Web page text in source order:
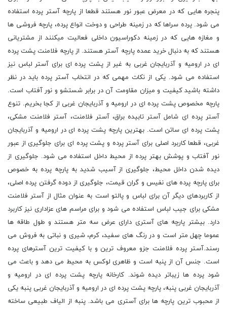
پنجره هایی که در معرض عبور نور هستند قطعا از پارچه آستر پرده استفاده
می شود. پرده سراها که در زمینه طراحی و دوخت انواع پرده، پارچه فروشی ها
و مغازه هایی که در زمینه دکوراسیون داخلی فعالیت میکنند از مشتریانی
هستند که به دنبال خرید عمده پارچه آستر هستند. از پارچه فلامنت پشت پرده
ای در ارومیه و آذربایجان غربی به غیر از پشت پرده ای برای آستر لباس نیز
استفاده می شود. یکی از نکات مهمی که در انتخاب آستر پرده باید در نظر
داشته باشید کیفیت و میزان مقاومت آن در برابر شستشو و نور آفتاب است.
پارچه مخصوص پشت پرده ای در ارومیه و آذربایجان غربی از کجا بخریم. تنوع
آستر پرده ای شامل آستر تابیده براق، آستر فلامنت، آستر فلامنت مشکی،
پشت پرده ای ساتن است. بهترین پارچه پشت پرده ای در ارومیه و آذربایجان
غربی، قطعا کاربرد اصلی برای آستر پرده و پشت پرده ای برای جلوگیری از عبور
نور آفتاب و پوشش بهتر پرده از محیط داخل استفاده می شود. جلوگیری از
دیده شدن داخل محیط، جلوگیری از آسیب شدید به پارچه پرده به خصوص
برای پارچه پرده های نفیس و گران قیمت، جلوگیری از دوده گرفتن پرده اصلی،
از کاربردهای دیگر آن برای لباس و پالتو است به عنوان مثال از آستر فلامنت
مشکی برای جیب لباس استفاده می شود و برای مراسم های عزاداری نیز کاربرد
دارد. بیشتر پارچه های آستری دارای عرض سه متر هستند و طول طاقه ها
عموما چهل متر است و در رنگ های سفید، کرم، شیری و نباتی به فروش می
رسند.آستر پرده فلامنت جزو معروف ترین و با کیفیت ترین آسترهای پرده
است. جنس آن از پنبه است و ظاهری لوکس به محیط می دهد و باعث می
شود پرده ها زیباتر دیده شوند. کارخانه پارچه پشت پرده ای در ارومیه و
آذربایجان غربی پنبه، پارچه پشت پرده ای در ارومیه و آذربایجان غربی پنبه یکی
از محبوب ترین پارچه ها برای آستری می باشد. پنبه از الیاف طبیعی ساخته